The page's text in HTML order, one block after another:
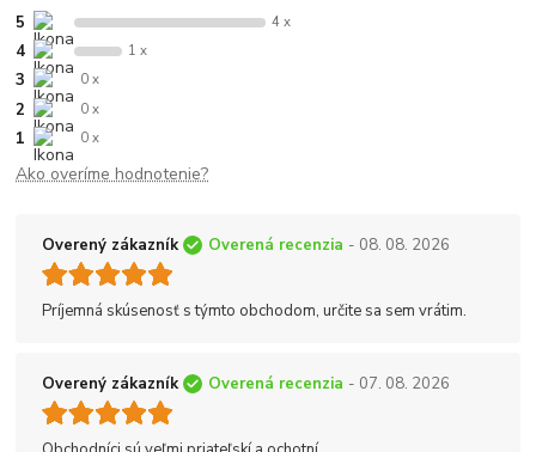
5 4 x
4 1 x
3 0 x
2 0 x
1 0 x
Ako overíme hodnotenie?
Overený zákazník Overená recenzia - 08. 08. 2026
Príjemná skúsenosť s týmto obchodom, určite sa sem vrátim.
Overený zákazník Overená recenzia - 07. 08. 2026